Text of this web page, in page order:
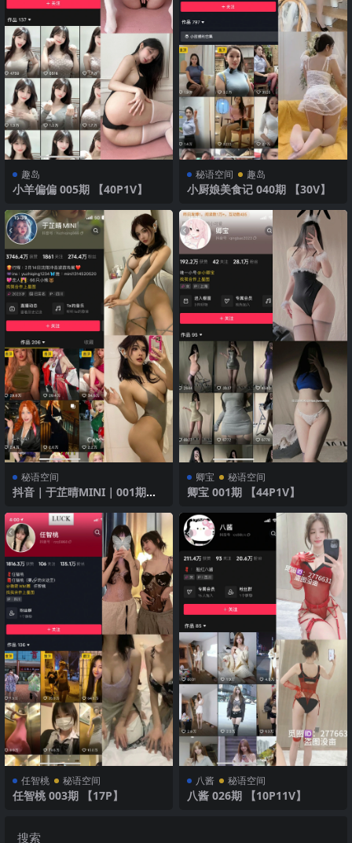
趣岛
小羊偏偏 005期 【40P1V】
秘语空间 趣岛
小厨娘美食记 040期 【30V】
秘语空间
抖音｜于芷晴MINI｜001期｜
卿宝 秘语空间
卿宝 001期 【44P1V】
任智桃 秘语空间
任智桃 003期 【17P】
八酱 秘语空间
八酱 026期 【10P11V】
搜索